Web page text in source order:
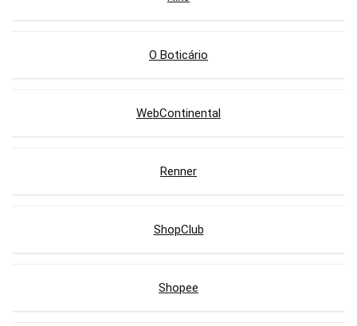
O Boticário
WebContinental
Renner
ShopClub
Shopee